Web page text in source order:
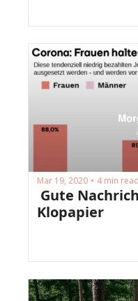
Mar 19, 2020 • 4 min read
Gute
Klopapier